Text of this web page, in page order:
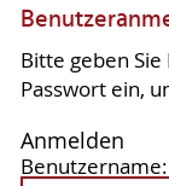
Bitte geben
Passwort ein,
Anmelden
Benutzername: